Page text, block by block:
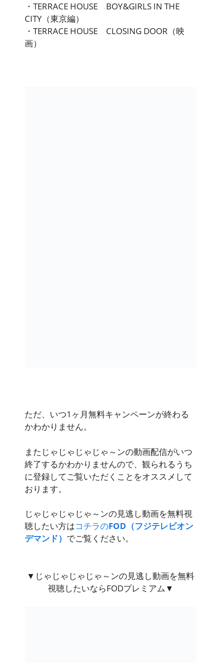
・TERRACE HOUSE BOY&GIRLS IN THE
CITY（東京編）
・TERRACE HOUSE CLOSING DOOR（映
画）
ただ、 いつ1ヶ月無料キャンペーンが終わる
かわかりません。
またじゃじゃじゃじゃ～ンの動画配信がいつ
終了するかわかりませんので、観られるうち
に登録してご覧いただくことをオススメして
おります。
じゃじゃじゃじゃ～ンの見逃し動画を無料視
聴したい方はコチラのFOD（フジテレビオン
デマンド） でご覧ください。
▼じゃじゃじゃじゃ～ンの見逃し動画を無料
視聴したいならFODプレミアム▼